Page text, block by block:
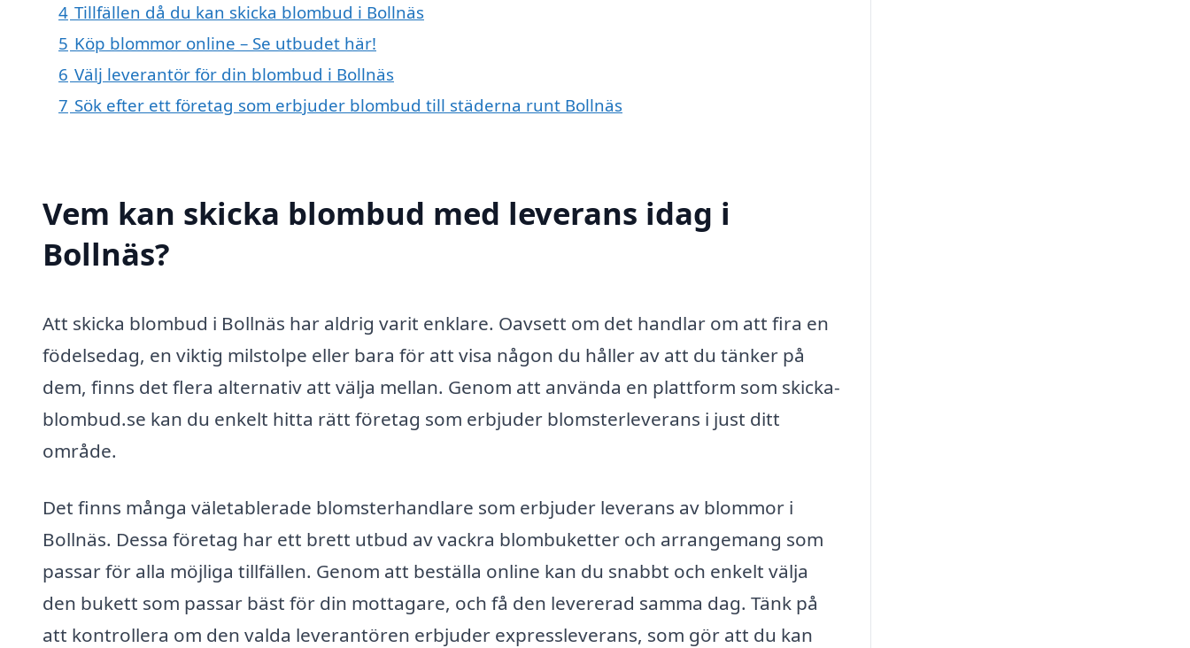
4 Tillfällen då du kan skicka blombud i Bollnäs
5 Köp blommor online – Se utbudet här!
6 Välj leverantör för din blombud i Bollnäs
7 Sök efter ett företag som erbjuder blombud till städerna runt Bollnäs
Vem kan skicka blombud med leverans idag i
Bollnäs?
Att skicka blombud i Bollnäs har aldrig varit enklare. Oavsett om det handlar om att fira en
födelsedag, en viktig milstolpe eller bara för att visa någon du håller av att du tänker på
dem, finns det flera alternativ att välja mellan. Genom att använda en plattform som skicka-
blombud.se kan du enkelt hitta rätt företag som erbjuder blomsterleverans i just ditt
område.
Det finns många väletablerade blomsterhandlare som erbjuder leverans av blommor i
Bollnäs. Dessa företag har ett brett utbud av vackra blombuketter och arrangemang som
passar för alla möjliga tillfällen. Genom att beställa online kan du snabbt och enkelt välja
den bukett som passar bäst för din mottagare, och få den levererad samma dag. Tänk på
att kontrollera om den valda leverantören erbjuder expressleverans, som gör att du kan